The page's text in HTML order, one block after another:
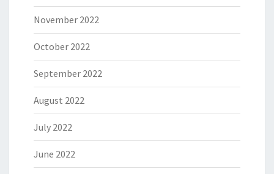
November 2022
October 2022
September 2022
August 2022
July 2022
June 2022